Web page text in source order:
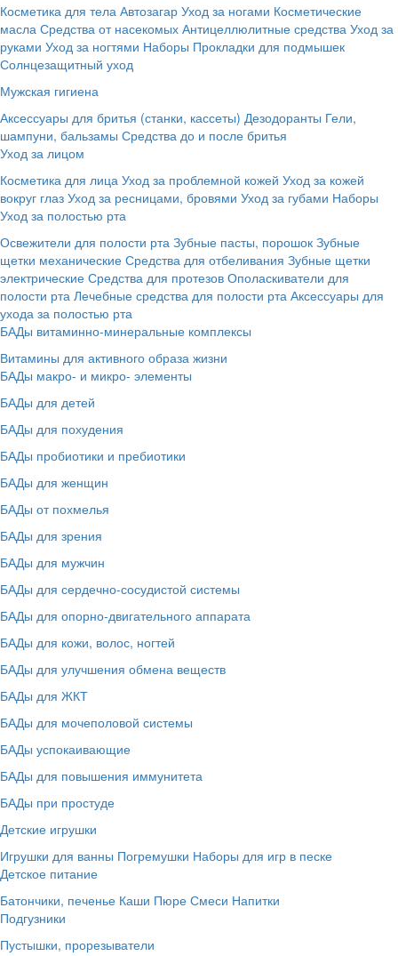
Косметика для тела Автозагар Уход за ногами Косметические
масла Средства от насекомых Антицеллюлитные средства Уход за
руками Уход за ногтями Наборы Прокладки для подмышек
Солнцезащитный уход
Мужская гигиена
Аксессуары для бритья (станки, кассеты) Дезодоранты Гели,
шампуни, бальзамы Средства до и после бритья
Уход за лицом
Косметика для лица Уход за проблемной кожей Уход за кожей
вокруг глаз Уход за ресницами, бровями Уход за губами Наборы
Уход за полостью рта
Освежители для полости рта Зубные пасты, порошок Зубные
щетки механические Средства для отбеливания Зубные щетки
электрические Средства для протезов Ополаскиватели для
полости рта Лечебные средства для полости рта Аксессуары для
ухода за полостью рта
БАДы витаминно-минеральные комплексы
Витамины для активного образа жизни
БАДы макро- и микро- элементы
БАДы для детей
БАДы для похудения
БАДы пробиотики и пребиотики
БАДы для женщин
БАДы от похмелья
БАДы для зрения
БАДы для мужчин
БАДы для сердечно-сосудистой системы
БАДы для опорно-двигательного аппарата
БАДы для кожи, волос, ногтей
БАДы для улучшения обмена веществ
БАДы для ЖКТ
БАДы для мочеполовой системы
БАДы успокаивающие
БАДы для повышения иммунитета
БАДы при простуде
Детские игрушки
Игрушки для ванны Погремушки Наборы для игр в песке
Детское питание
Батончики, печенье Каши Пюре Смеси Напитки
Подгузники
Пустышки, прорезыватели